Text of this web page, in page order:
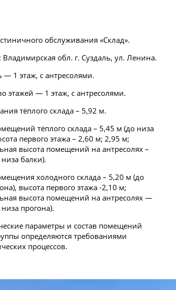
обслуживания «Склад».
Владимирская обл. г. Суздаль, ул. Ленина.
— 1 этаж, с антресолями.
этажей — 1 этаж, с антресолями.
тёплого склада – 5,92 м.
тёплого склада – 5,45 м (до низа
первого этажа – 2,60 м; 2,95 м;
высота помещений на антресолях –
балки).
холодного склада – 5,20 м (до
высота первого этажа -2,10 м;
высота помещений на антресолях —
прогона).
параметры и состав помещений
определяются требованиями
процессов.